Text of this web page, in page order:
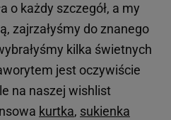
o każdy szczegół, a my
zajrzałyśmy do znanego
kilka świetnych
jest oczywiście
na naszej wishlist
kurtka, sukienka